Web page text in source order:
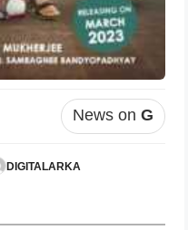
News on G
DIGITALARKA